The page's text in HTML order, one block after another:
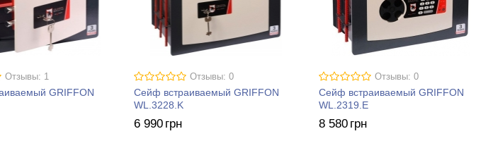
Отзывы: 1
GRIFFON
Отзывы: 0
Сейф встраиваемый GRIFFON
WL.3228.K
6 990 грн
Отзывы: 0
Сейф встраиваемый GRIFFON
WL.2319.E
8 580 грн